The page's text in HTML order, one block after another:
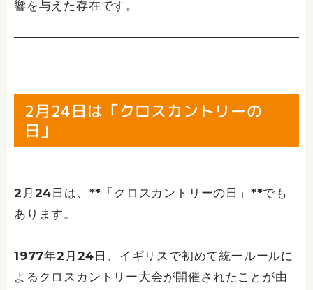
響を与えた存在です。
2月24日は「クロスカントリーの
日」
2月24日は、**「クロスカントリーの日」**でも
あります。
1977年2月24日、イギリスで初めて統一ルールに
よるクロスカントリー大会が開催されたことが由